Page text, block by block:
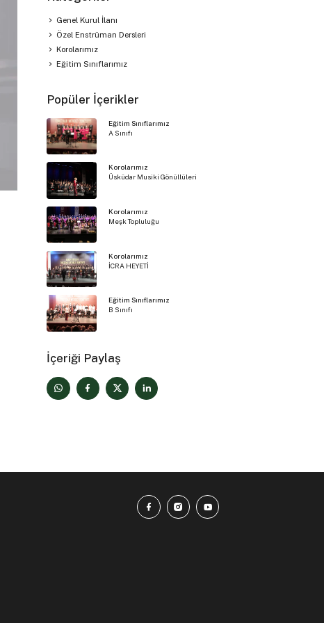
Genel Kurul İlanı
Özel Enstrüman Dersleri
Korolarımız
Eğitim Sınıflarımız
Popüler İçerikler
Eğitim Sınıflarımız
A Sınıfı
Korolarımız
Üsküdar Musiki Gönüllüleri
Korolarımız
Meşk Topluluğu
Korolarımız
İCRA HEYETİ
Eğitim Sınıflarımız
B Sınıfı
İçeriği Paylaş